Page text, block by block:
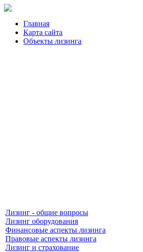
Главная
Карта сайта
Объекты лизинга
Лизинг - общие вопросы
Лизинг оборудования
Финансовые аспекты лизинга
Правовые аспекты лизинга
Лизинг и страхование